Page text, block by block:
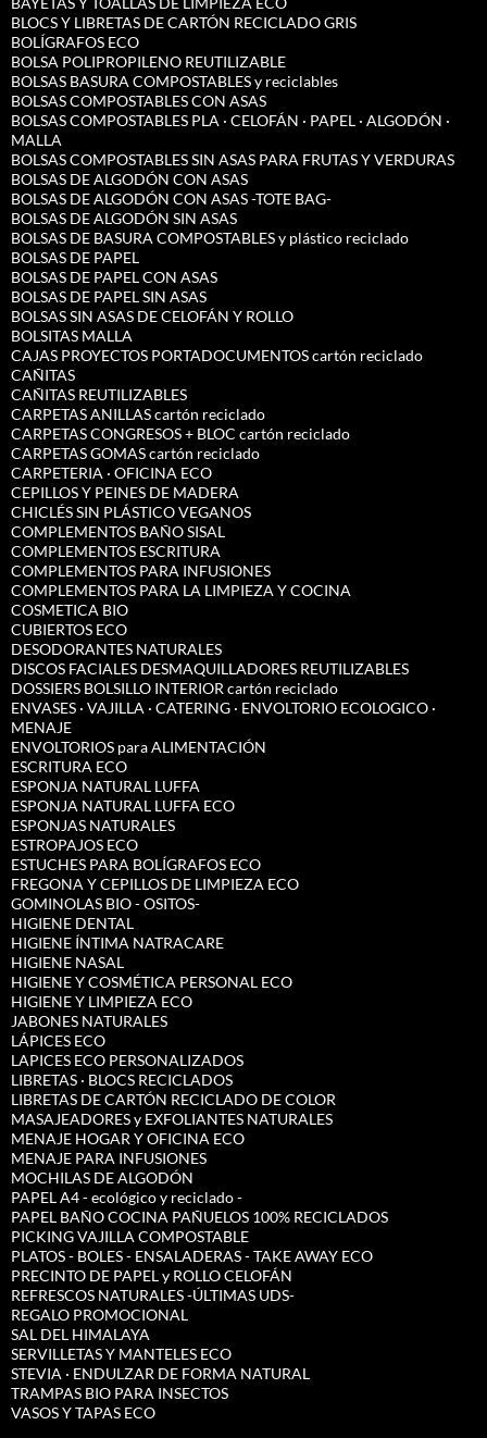
BLOCS Y LIBRETAS DE CARTÓN RECICLADO GRIS
BOLÍGRAFOS ECO
BOLSA POLIPROPILENO REUTILIZABLE
BOLSAS BASURA COMPOSTABLES y reciclables
BOLSAS COMPOSTABLES CON ASAS
BOLSAS COMPOSTABLES PLA · CELOFÁN · PAPEL · ALGODÓN ·
MALLA
BOLSAS COMPOSTABLES SIN ASAS PARA FRUTAS Y VERDURAS
BOLSAS DE ALGODÓN CON ASAS
BOLSAS DE ALGODÓN CON ASAS -TOTE BAG-
BOLSAS DE ALGODÓN SIN ASAS
BOLSAS DE BASURA COMPOSTABLES y plástico reciclado
BOLSAS DE PAPEL
BOLSAS DE PAPEL CON ASAS
BOLSAS DE PAPEL SIN ASAS
BOLSAS SIN ASAS DE CELOFÁN Y ROLLO
BOLSITAS MALLA
CAJAS PROYECTOS PORTADOCUMENTOS cartón reciclado
CAÑITAS
CAÑITAS REUTILIZABLES
CARPETAS ANILLAS cartón reciclado
CARPETAS CONGRESOS + BLOC cartón reciclado
CARPETAS GOMAS cartón reciclado
CARPETERIA · OFICINA ECO
CEPILLOS Y PEINES DE MADERA
CHICLÉS SIN PLÁSTICO VEGANOS
COMPLEMENTOS BAÑO SISAL
COMPLEMENTOS ESCRITURA
COMPLEMENTOS PARA INFUSIONES
COMPLEMENTOS PARA LA LIMPIEZA Y COCINA
COSMETICA BIO
CUBIERTOS ECO
DESODORANTES NATURALES
DISCOS FACIALES DESMAQUILLADORES REUTILIZABLES
DOSSIERS BOLSILLO INTERIOR cartón reciclado
ENVASES · VAJILLA · CATERING · ENVOLTORIO ECOLOGICO ·
MENAJE
ENVOLTORIOS para ALIMENTACIÓN
ESCRITURA ECO
ESPONJA NATURAL LUFFA
ESPONJA NATURAL LUFFA ECO
ESPONJAS NATURALES
ESTROPAJOS ECO
ESTUCHES PARA BOLÍGRAFOS ECO
FREGONA Y CEPILLOS DE LIMPIEZA ECO
GOMINOLAS BIO - OSITOS-
HIGIENE DENTAL
HIGIENE ÍNTIMA NATRACARE
HIGIENE NASAL
HIGIENE Y COSMÉTICA PERSONAL ECO
HIGIENE Y LIMPIEZA ECO
JABONES NATURALES
LÁPICES ECO
LAPICES ECO PERSONALIZADOS
LIBRETAS · BLOCS RECICLADOS
LIBRETAS DE CARTÓN RECICLADO DE COLOR
MASAJEADORES y EXFOLIANTES NATURALES
MENAJE HOGAR Y OFICINA ECO
MENAJE PARA INFUSIONES
MOCHILAS DE ALGODÓN
PAPEL A4 - ecológico y reciclado -
PAPEL BAÑO COCINA PAÑUELOS 100% RECICLADOS
PICKING VAJILLA COMPOSTABLE
PLATOS - BOLES - ENSALADERAS - TAKE AWAY ECO
PRECINTO DE PAPEL y ROLLO CELOFÁN
REFRESCOS NATURALES -ÚLTIMAS UDS-
REGALO PROMOCIONAL
SAL DEL HIMALAYA
SERVILLETAS Y MANTELES ECO
STEVIA · ENDULZAR DE FORMA NATURAL
TRAMPAS BIO PARA INSECTOS
VASOS Y TAPAS ECO